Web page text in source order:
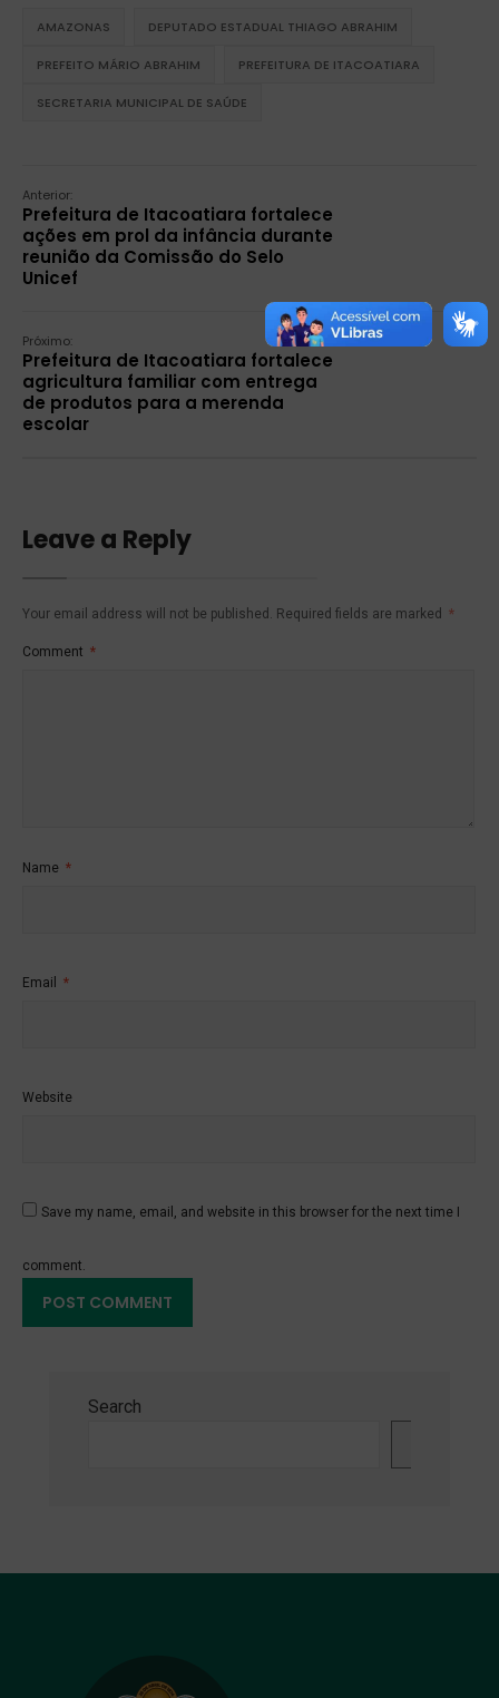
AMAZONAS DEPUTADO ESTADUAL THIAGO ABRAHIM
PREFEITO MÁRIO ABRAHIM PREFEITURA DE ITACOATIARA
SECRETARIA MUNICIPAL DE SAÚDE
Anterior:
Prefeitura de Itacoatiara fortalece
ações em prol da infância durante
reunião da Comissão do Selo
Unicef
Próximo:
Prefeitura de Itacoatiara fortalece
agricultura familiar com entrega
de produtos para a merenda
escolar
Leave a Reply
Your email address will not be published. Required fields are marked *
Comment *
Name *
Email *
Website
Save my name, email, and website in this browser for the next time I
comment.
Search